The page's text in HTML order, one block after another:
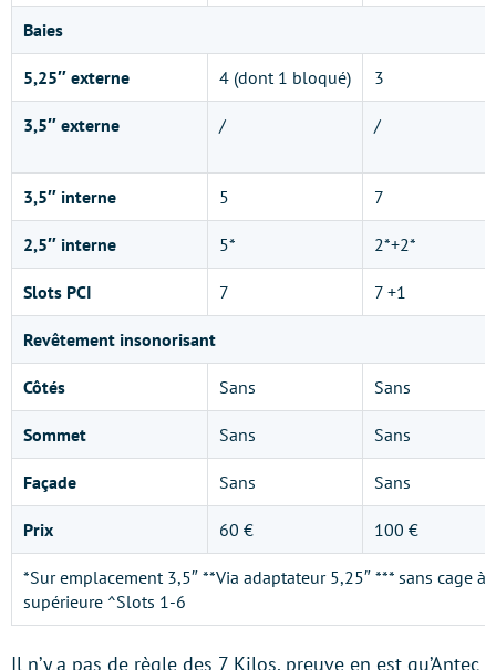
Baies
5,25″ externe 4 (dont 1 bloqué) 3
3,5″ externe / /
3,5″ interne 5 7
2,5″ interne 5* 2*+2*
Slots PCI 7 7 +1
Revêtement insonorisant
Côtés Sans Sans
Sommet Sans Sans
Façade Sans Sans
Prix 60 € 100 €
*Sur emplacement 3,5″ **Via adaptateur 5,25″ *** sans cage à
supérieure ^Slots 1-6
Il n’y a pas de règle des 7 Kilos, preuve en est qu’Antec